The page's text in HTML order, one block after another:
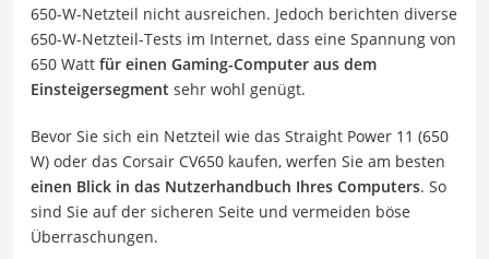
650-W-Netzteil nicht ausreichen. Jedoch berichten diverse
650-W-Netzteil-Tests im Internet, dass eine Spannung von
650 Watt für einen Gaming-Computer aus dem
Einsteigersegment sehr wohl genügt.
Bevor Sie sich ein Netzteil wie das Straight Power 11 (650
W) oder das Corsair CV650 kaufen, werfen Sie am besten
einen Blick in das Nutzerhandbuch Ihres Computers. So
sind Sie auf der sicheren Seite und vermeiden böse
Überraschungen.